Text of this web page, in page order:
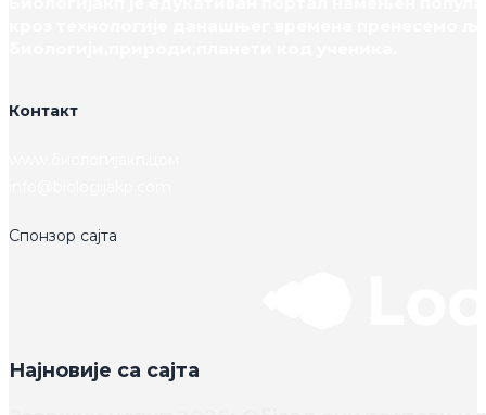
Контакт
Спонзор сајта
Најновије са сајта